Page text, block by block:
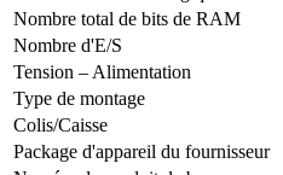
Nombre total de bits de RAM
Nombre d'E/S
Tension – Alimentation
Type de montage
Colis/Caisse
Package d'appareil du fournisseur